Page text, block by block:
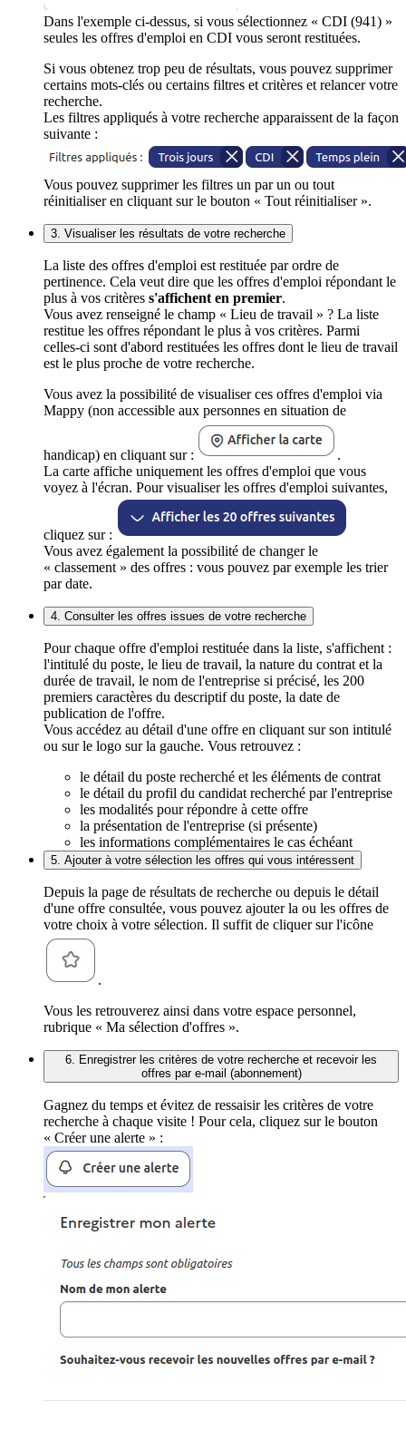
Dans l'exemple ci-dessus, si vous sélectionnez « CDI (941) »
seules les offres d'emploi en CDI vous seront restituées.
Si vous obtenez trop peu de résultats, vous pouvez supprimer
certains mots-clés ou certains filtres et critères et relancer votre
recherche.
Les filtres appliqués à votre recherche apparaissent de la façon
suivante :
Vous pouvez supprimer les filtres un par un ou tout
réinitialiser en cliquant sur le bouton « Tout réinitialiser ».
3. Visualiser les résultats de votre recherche
La liste des offres d'emploi est restituée par ordre de
pertinence. Cela veut dire que les offres d'emploi répondant le
plus à vos critères s'affichent en premier.
Vous avez renseigné le champ « Lieu de travail » ? La liste
restitue les offres répondant le plus à vos critères. Parmi
celles-ci sont d'abord restituées les offres dont le lieu de travail
est le plus proche de votre recherche.
Vous avez la possibilité de visualiser ces offres d'emploi via
Mappy (non accessible aux personnes en situation de
handicap) en cliquant sur :
.
La carte affiche uniquement les offres d'emploi que vous
voyez à l'écran. Pour visualiser les offres d'emploi suivantes,
cliquez sur :
Vous avez également la possibilité de changer le
« classement » des offres : vous pouvez par exemple les trier
par date.
4. Consulter les offres issues de votre recherche
Pour chaque offre d'emploi restituée dans la liste, s'affichent :
l'intitulé du poste, le lieu de travail, la nature du contrat et la
durée de travail, le nom de l'entreprise si précisé, les 200
premiers caractères du descriptif du poste, la date de
publication de l'offre.
Vous accédez au détail d'une offre en cliquant sur son intitulé
ou sur le logo sur la gauche. Vous retrouvez :
le détail du poste recherché et les éléments de contrat
le détail du profil du candidat recherché par l'entreprise
les modalités pour répondre à cette offre
la présentation de l'entreprise (si présente)
les informations complémentaires le cas échéant
5. Ajouter à votre sélection les offres qui vous intéressent
Depuis la page de résultats de recherche ou depuis le détail
d'une offre consultée, vous pouvez ajouter la ou les offres de
votre choix à votre sélection. Il suffit de cliquer sur l'icône
.
Vous les retrouverez ainsi dans votre espace personnel,
rubrique « Ma sélection d'offres ».
6. Enregistrer les critères de votre recherche et recevoir les
offres par e-mail (abonnement)
Gagnez du temps et évitez de ressaisir les critères de votre
recherche à chaque visite ! Pour cela, cliquez sur le bouton
« Créer une alerte » :